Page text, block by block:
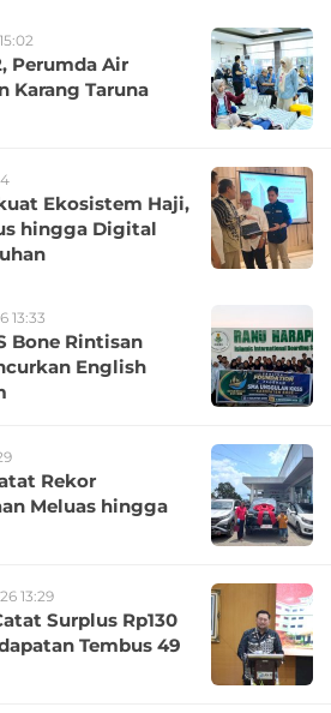
Perumda Air
Karang Taruna
Ekosistem Haji,
hingga Digital
13:33
Bone Rintisan
English
Rekor
Meluas hingga
13:29
Surplus Rp130
Tembus 49